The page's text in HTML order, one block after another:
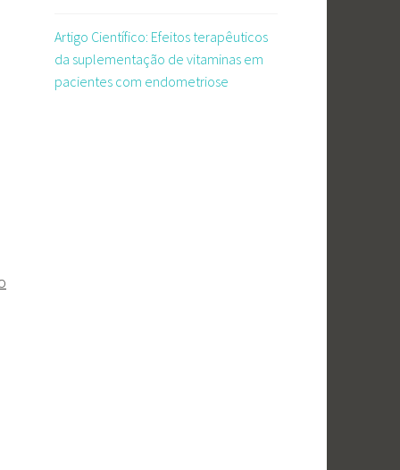
Artigo Científico: Efeitos terapêuticos
da suplementação de vitaminas em
pacientes com endometriose